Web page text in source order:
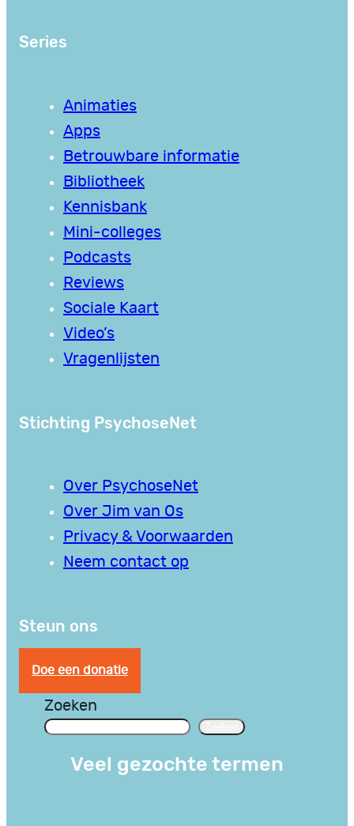
Series
Animaties
Apps
Betrouwbare informatie
Bibliotheek
Kennisbank
Mini-colleges
Podcasts
Reviews
Sociale Kaart
Video’s
Vragenlijsten
Stichting PsychoseNet
Over PsychoseNet
Over Jim van Os
Privacy & Voorwaarden
Neem contact op
Steun ons
Doe een donatie
Zoeken
Veel gezochte termen